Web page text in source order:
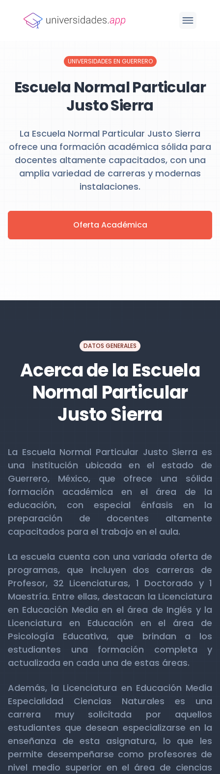
UNIVERSIDADES EN GUERRERO
Escuela Normal Particular
Justo Sierra
La Escuela Normal Particular Justo Sierra
ofrece una formación académica sólida para
docentes altamente capacitados, con una
amplia variedad de carreras y modernas
instalaciones.
Oferta Académica
DATOS GENERALES
Acerca de la Escuela
Normal Particular
Justo Sierra
La Escuela Normal Particular Justo Sierra es
una institución ubicada en el estado de
Guerrero, México, que ofrece una sólida
formación académica en el área de la
educación, con especial énfasis en la
preparación de docentes altamente
capacitados para el trabajo en el aula.
La escuela cuenta con una variada oferta de
programas, que incluyen dos carreras de
Profesor, 32 Licenciaturas, 1 Doctorado y 1
Maestría. Entre ellas, destacan la Licenciatura
en Educación Media en el área de Inglés y la
Licenciatura en Educación en el área de
Psicología Educativa, que brindan a los
estudiantes una formación completa y
actualizada en cada una de estas áreas.
Además, la Licenciatura en Educación Media
Especialidad Ciencias Naturales es una
carrera muy solicitada por aquellos
estudiantes que desean especializarse en la
enseñanza de esta asignatura, lo que les
permite desempeñarse como profesores de
nivel medio superior en el área de ciencias